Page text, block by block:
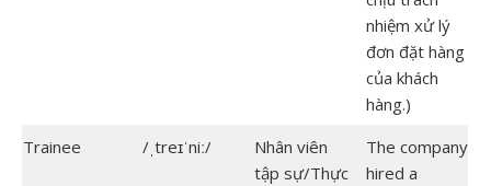
nhiệm xử lý
đơn đặt hàng
của khách
hàng.)
Trainee
/ˌtreɪˈniː/
Nhân viên
tập sự/Thực
The company
hired a